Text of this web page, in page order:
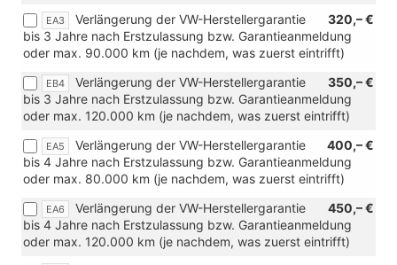
Motorisierung
oder
eHybrid)
EA3 320,– €
Verlängerung der VW-Herstellergarantie
bis 3 Jahre nach Erstzulassung bzw. Garantieanmeldung
oder max. 90.000 km (je nachdem, was zuerst eintrifft)
EB4 350,– €
Verlängerung der VW-Herstellergarantie
bis 3 Jahre nach Erstzulassung bzw. Garantieanmeldung
oder max. 120.000 km (je nachdem, was zuerst eintrifft)
EA5 400,– €
Verlängerung der VW-Herstellergarantie
bis 4 Jahre nach Erstzulassung bzw. Garantieanmeldung
oder max. 80.000 km (je nachdem, was zuerst eintrifft)
EA6 450,– €
Verlängerung der VW-Herstellergarantie
bis 4 Jahre nach Erstzulassung bzw. Garantieanmeldung
oder max. 120.000 km (je nachdem, was zuerst eintrifft)